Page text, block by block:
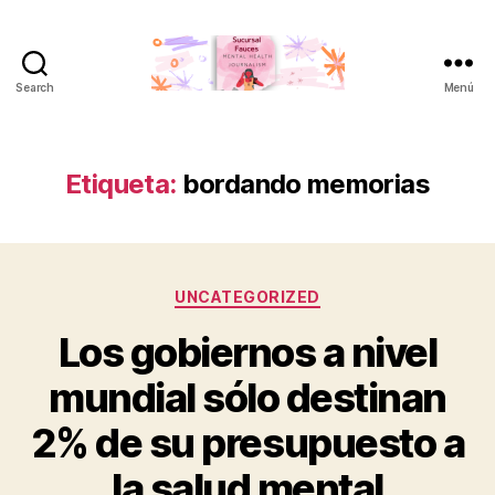
Search Menú
Etiqueta: bordando memorias
Categorías
UNCATEGORIZED
Los gobiernos a nivel
mundial sólo destinan
2% de su presupuesto a